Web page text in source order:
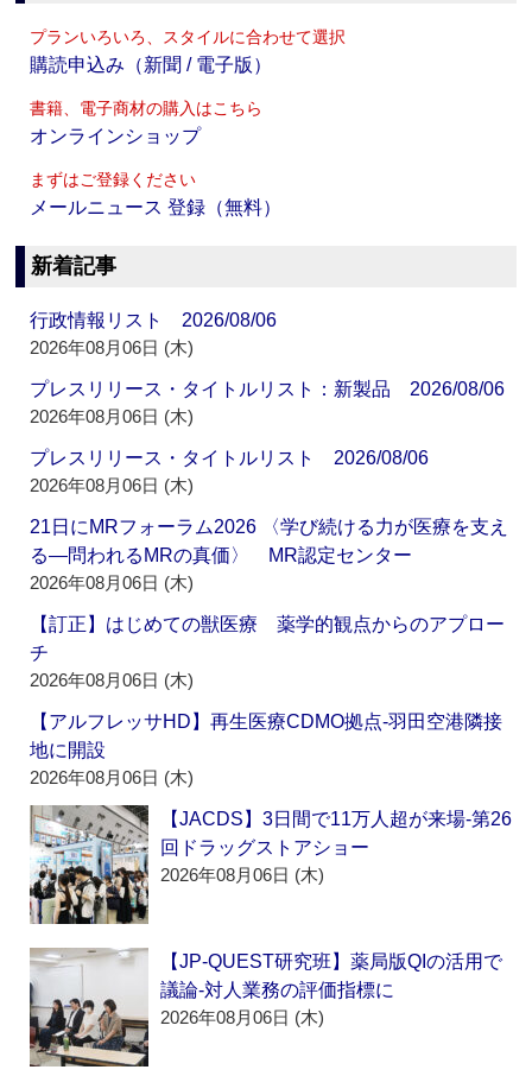
プランいろいろ、スタイルに合わせて選択
購読申込み（新聞 / 電子版）
書籍、電子商材の購入はこちら
オンラインショップ
まずはご登録ください
メールニュース 登録（無料）
新着記事
行政情報リスト 2026/08/06
2026年08月06日 (木)
プレスリリース・タイトルリスト：新製品 2026/08/06
2026年08月06日 (木)
プレスリリース・タイトルリスト 2026/08/06
2026年08月06日 (木)
21日にMRフォーラム2026 〈学び続ける力が医療を支え
る―問われるMRの真価〉 MR認定センター
2026年08月06日 (木)
【訂正】はじめての獣医療 薬学的観点からのアプロー
チ
2026年08月06日 (木)
【アルフレッサHD】再生医療CDMO拠点‐羽田空港隣接
地に開設
2026年08月06日 (木)
【JACDS】3日間で11万人超が来場‐第26
回ドラッグストアショー
2026年08月06日 (木)
【JP-QUEST研究班】薬局版QIの活用で
議論‐対人業務の評価指標に
2026年08月06日 (木)